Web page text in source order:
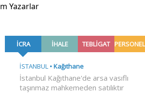
Yazarlar